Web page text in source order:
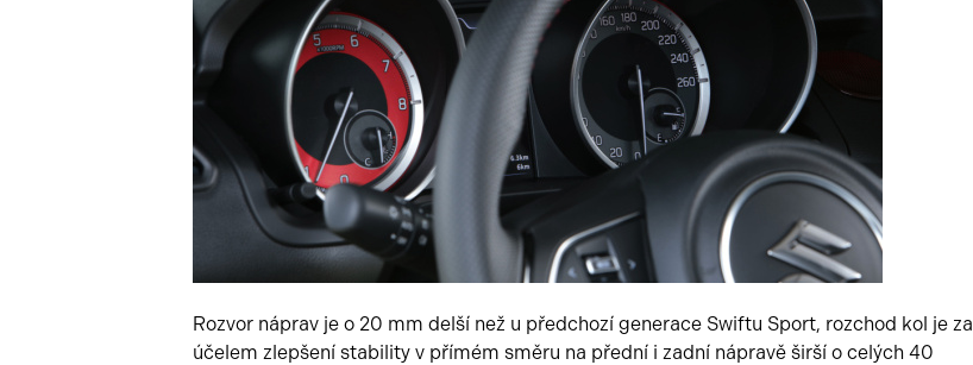
Rozvor náprav je o 20 mm delší než u předchozí generace Swiftu Sport, rozchod kol je za
účelem zlepšení stability v přímém směru na přední i zadní nápravě širší o celých 40